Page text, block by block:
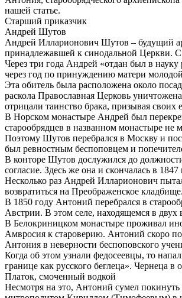
нашей статье.
Старший приказчик
Андрей Шутов
Андрей Илларионович Шутов – будущий
принадлежавшей к синодальной Церкви. С
Через три года Андрей «отдан был в
через год по принуждению матери
Эта обитель была расположена около
раскола Православная Церковь
отрицали таинство брака, призывая
В Норском монастыре Андрей был
старообрядцев в названном монастыре не
Поэтому Шутов перебрался в Москву и
был ревностным беспоповцем и
В конторе Шутов дослужился до
согласие. Здесь же она и скончалась в 1847
Несколько раз Андрей Илларионович
возвратиться на Преображенское
В 1850 году Антоний перебрался в
Австрии. В этом селе, находящемся в
В Белокриницком монастыре проживал
Амвросия к староверию. Антоний скоро
Антония в неверности беспоповского
Когда об этом узнали федосеевцы, то
границе как русского беглеца». Чернеца
Платок, смоченный водкой
Несмотря на это, Антоний сумел